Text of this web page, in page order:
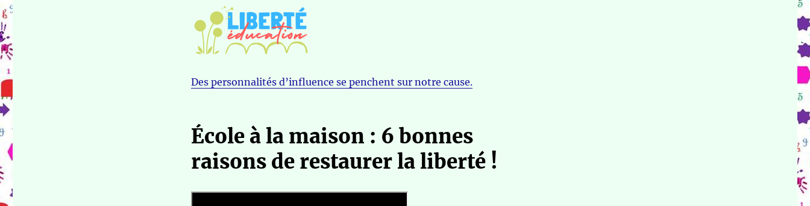
Des personnalités d’influence se penchent sur notre cause.
École à la maison : 6 bonnes
raisons de restaurer la liberté !